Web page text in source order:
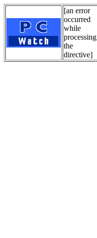
[an error
occurred
while
processing
the
directive]